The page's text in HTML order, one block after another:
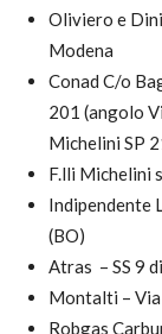
Oliviero e
Modena
Conad C/o
201 (angolo
Michelini SP
F.lli Michelini
Indipendente
(BO)
Atras – SS 9
Montalti – Via
Robgas